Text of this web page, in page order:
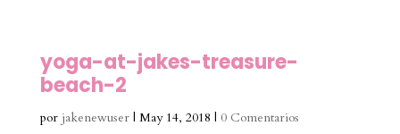
yoga-at-jakes-treasure-
beach-2
por jakenewuser| May 14, 2018 | 0 Comentarios